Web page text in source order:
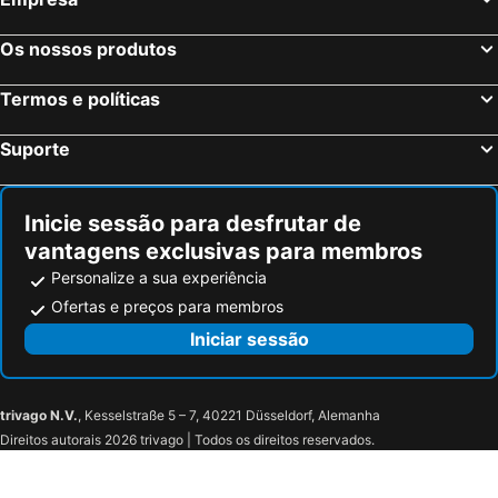
Lake Buena Vista, Flórida Hotéis
Os nossos produtos
Termos e políticas
Suporte
Inicie sessão para desfrutar de
vantagens exclusivas para membros
Personalize a sua experiência
Ofertas e preços para membros
Iniciar sessão
trivago N.V., Kesselstraße 5 – 7, 40221 Düsseldorf, Alemanha
Direitos autorais 2026 trivago | Todos os direitos reservados.